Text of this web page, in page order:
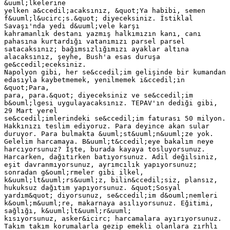
&uuml;lkelerine
yelken a&ccedil;acaksınız, &quot;Ya habibi, semen
f&uuml;l&ucirc;s.&quot; diyeceksiniz. İstiklal
Savaşı'nda yedi d&uuml;vele karşı
kahramanlık destanı yazmış halkımızın kanı, canı
pahasına kurtardığı vatanımızı parsel parsel
satacaksınız; bağımsızlığımızı ayaklar altına
alacaksınız, şeyhe, Bush'a esas duruşa
ge&ccedil;eceksiniz.
Napolyon gibi, her se&ccedil;im gelişinde bir kumandan
edasıyla kaybetmemek, yenilmemek i&ccedil;in
&quot;Para,
para, para.&quot; diyeceksiniz ve se&ccedil;im
b&ouml;lgesi uygulayacaksınız. TEPAV'ın dediği gibi,
29 Mart yerel
se&ccedil;imlerindeki se&ccedil;im faturası 50 milyon.
Hakkınızı teslim ediyoruz. Para deyince akan sular
duruyor. Para bulmakta &uuml;st&uuml;n&uuml;ze yok.
Gelelim harcamaya. B&uuml;t&ccedil;eye bakalım neye
harcıyorsunuz? İşte, burada kayaya tosluyorsunuz.
Harcarken, dağıtırken batıyorsunuz. Adil değilsiniz,
eşit davranmıyorsunuz, ayrımcılık yapıyorsunuz;
sonradan g&ouml;rmeler gibi ilkel,
k&uuml;lt&uuml;rs&uuml;z, bilin&ccedil;siz, plansız,
hukuksuz dağıtım yapıyorsunuz. &quot;Sosyal
yardım&quot; diyorsunuz, se&ccedil;im d&ouml;nemleri
k&ouml;m&uuml;re, makarnaya asılıyorsunuz. Eğitimi,
sağlığı, k&uuml;lt&uuml;r&uuml;
kısıyorsunuz, asker&icirc; harcamalara ayırıyorsunuz.
Takım takım korumalarla gezip emekli olanlara zırhlı